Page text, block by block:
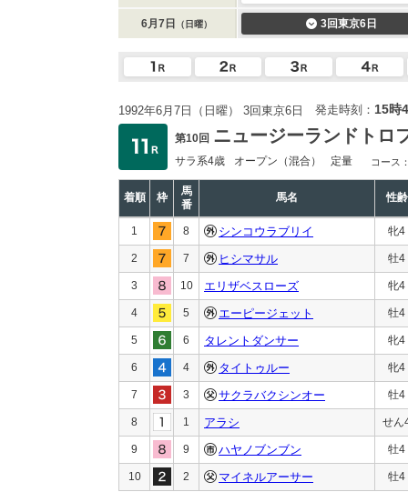
6月7日 （日曜） 3回東京6日
1992年6月7日（日曜） 3回東京6日 発走時刻： 15時
第10回 ニュージーランドトロ
サラ系4歳 オープン （混合） 定量 コース
着順 枠
馬
番
馬名 性齢
1 8 シンコウラブリイ 牝4
2 7 ヒシマサル 牡4
3 10 エリザベスローズ 牝4
4 5 エーピージェット 牡4
5 6 タレントダンサー 牝4
6 4 タイトゥルー 牝4
7 3 サクラバクシンオー 牡4
8 1 アラシ せん
9 9 ハヤノブンブン 牡4
10 2 マイネルアーサー 牡4